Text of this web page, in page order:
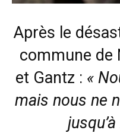
Après le
commune de
et Gantz : «
mais nous ne